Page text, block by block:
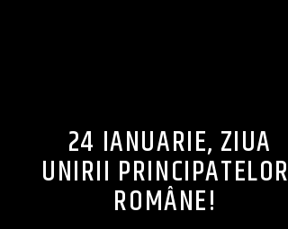
24 IANUARIE, ZIUA
UNIRII PRINCIPATELOR
ROMÂNE!